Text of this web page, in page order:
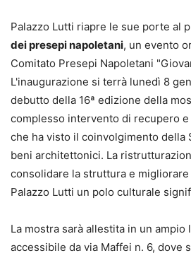
Palazzo Lutti riapre le sue porte al
dei presepi napoletani, un evento
Comitato Presepi Napoletani
L'inaugurazione si terrà lunedì 8
debutto della 16ª edizione della
complesso intervento di recupero
che ha visto il coinvolgimento della
beni architettonici. La
consolidare la struttura e
Palazzo Lutti un polo culturale
La mostra sarà allestita in un ampio
accessibile da via Maffei n. 6, dove